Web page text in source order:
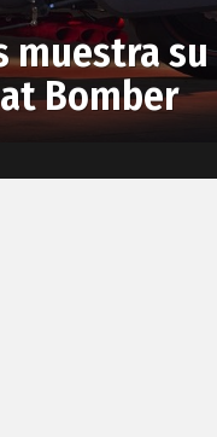
muestra su
Bomber